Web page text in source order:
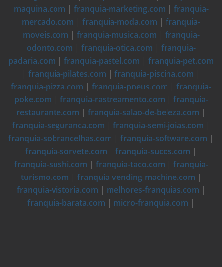
maquina.com | franquia-marketing.com | franquia-
mercado.com | franquia-moda.com | franquia-
moveis.com | franquia-musica.com | franquia-
odonto.com | franquia-otica.com | franquia-
padaria.com | franquia-pastel.com | franquia-pet.com
| franquia-pilates.com | franquia-piscina.com |
franquia-pizza.com | franquia-pneus.com | franquia-
poke.com | franquia-rastreamento.com | franquia-
restaurante.com | franquia-salao-de-beleza.com |
franquia-seguranca.com | franquia-semi-joias.com |
franquia-sobrancelhas.com | franquia-software.com |
franquia-sorvete.com | franquia-sucos.com |
franquia-sushi.com | franquia-taco.com | franquia-
turismo.com | franquia-vending-machine.com |
franquia-vistoria.com | melhores-franquias.com |
franquia-barata.com | micro-franquia.com |